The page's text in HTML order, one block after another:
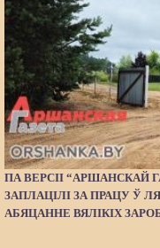
ПА ВЕРСІІ “АРШАНСКАЙ
ЗАПЛАЦІЛІ ЗА ПРАЦУ Ў
АБЯЦАННЕ ВЯЛІКІХ